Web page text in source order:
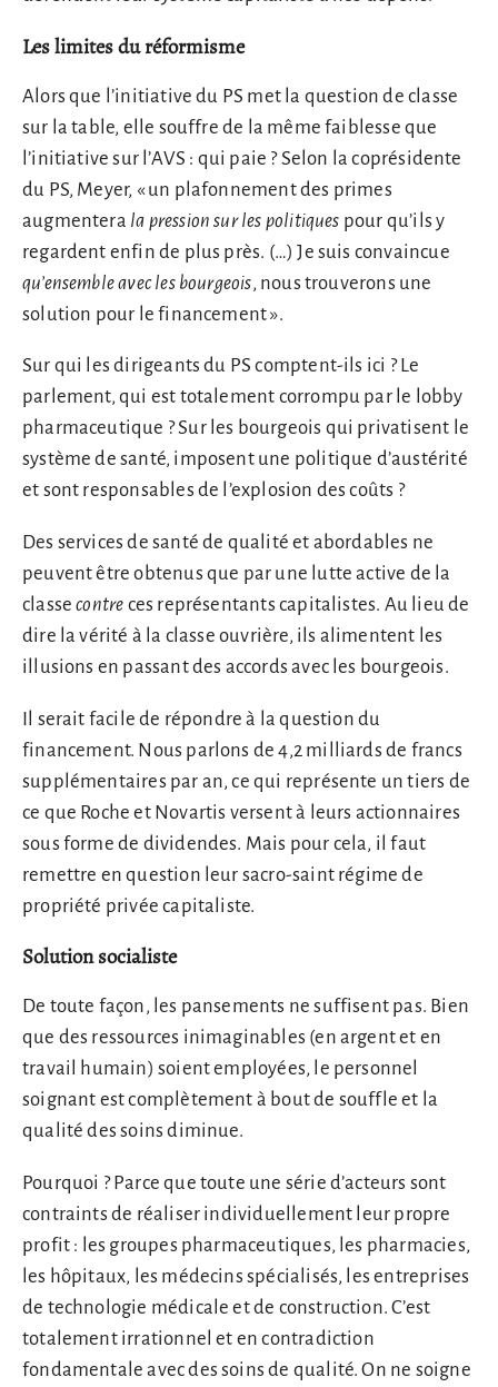
Les limites du réformisme
Alors que l’initiative du PS met la question de classe
sur la table, elle souffre de la même faiblesse que
l’initiative sur l’AVS : qui paie ? Selon la coprésidente
du PS, Meyer, « un plafonnement des primes
augmentera la pression sur les politiques pour qu’ils y
regardent enfin de plus près. (…) Je suis convaincue
qu’ensembleavec les bourgeois, nous trouverons une
solution pour le financement ».
Sur qui les dirigeants du PS comptent-ils ici ? Le
parlement, qui est totalement corrompu par le lobby
pharmaceutique ? Sur les bourgeois qui privatisent le
système de santé, imposent une politique d’austérité
et sont responsables de l’explosion des coûts ?
Des services de santé de qualité et abordables ne
peuvent être obtenus que par une lutte active de la
classecontre ces représentants capitalistes. Au lieu de
dire la vérité à la classe ouvrière, ils alimentent les
illusions en passant des accords avec les bourgeois.
Il serait facile de répondre à la question du
financement. Nous parlons de 4,2 milliards de francs
supplémentaires par an, ce qui représente un tiers de
ce que Roche et Novartis versent à leurs actionnaires
sous forme de dividendes. Mais pour cela, il faut
remettre en question leur sacro-saint régime de
propriété privée capitaliste.
Solution socialiste
De toute façon, les pansements ne suffisent pas. Bien
que des ressources inimaginables (en argent et en
travail humain) soient employées, le personnel
soignant est complètement à bout de souffle et la
qualité des soins diminue.
Pourquoi ? Parce que toute une série d’acteurs sont
contraints de réaliser individuellement leur propre
profit : les groupes pharmaceutiques, les pharmacies,
les hôpitaux, les médecins spécialisés, les entreprises
de technologie médicale et de construction. C’est
totalement irrationnel et en contradiction
fondamentale avec des soins de qualité. On ne soigne